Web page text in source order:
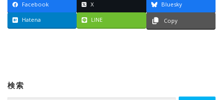
Facebook X Bluesky
Hatena LINE Copy
検索